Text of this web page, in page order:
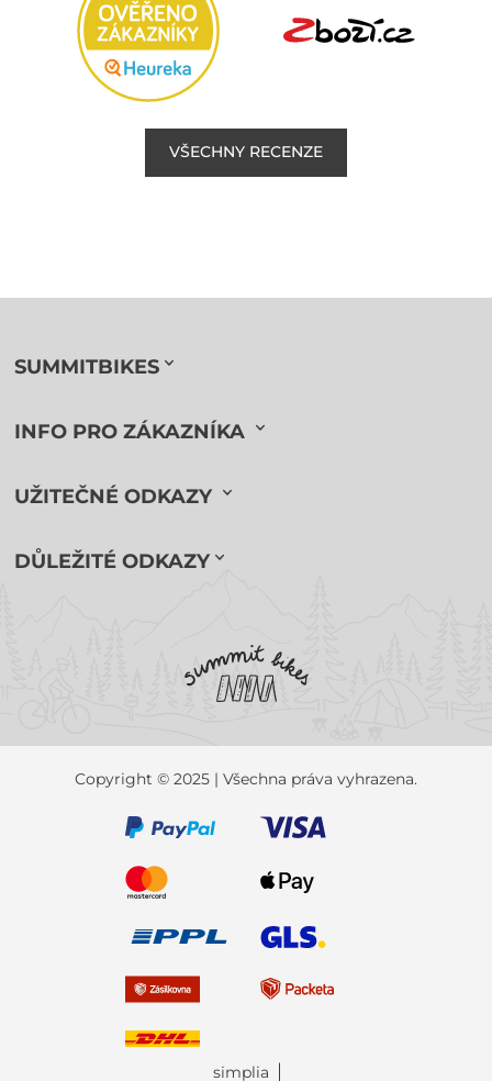
VŠECHNY RECENZE
SUMMITBIKES
INFO PRO ZÁKAZNÍKA
UŽITEČNÉ ODKAZY
DŮLEŽITÉ ODKAZY
Copyright © 2025 | Všechna práva vyhrazena.
simplia